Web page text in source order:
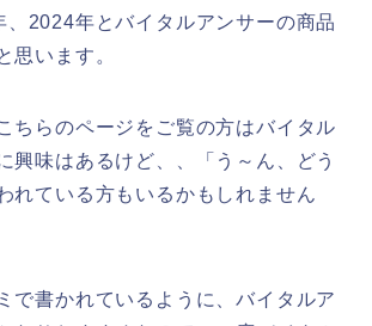
2024年とバイタルアンサーの商品
思います。
ちらのページをご覧の方はバイタル
興味はあるけど、、「う～ん、どう
れている方もいるかもしれません
で書かれているように、バイタルア